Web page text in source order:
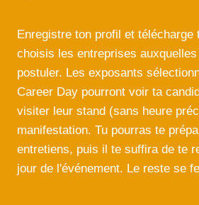
Enregistre ton profil et télécharge
choisis les entreprises
postuler. Les exposants
Career Day pourront voir ta
visiter leur stand (sans heure
manifestation. Tu pourras te
entretiens, puis il te suffira de te
jour de l'événement. Le reste se